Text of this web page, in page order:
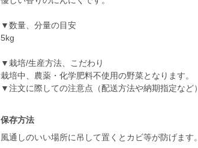
▼数量、分量の目安
5kg
▼栽培/生産方法、こだわり
栽培中、農薬・化学肥料不使用の野菜となります。
▼注文に際しての注意点（配送方法や納期指定など）
保存方法
風通しのいい場所に吊して置くとカビ等が防げます。